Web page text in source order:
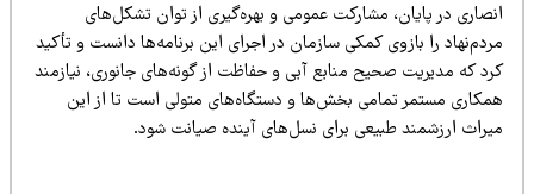
در پایان، مشارکت عمومی و بهره‌گیری از توان تشکل‌های
را بازوی کمکی سازمان در اجرای این برنامه‌ها دانست و تأکید
که مدیریت صحیح منابع آبی و حفاظت از گونه‌های جانوری، نیازمند
مستمر تمامی بخش‌ها و دستگاه‌های متولی است تا از این
ارزشمند طبیعی برای نسل‌های آینده صیانت شود.